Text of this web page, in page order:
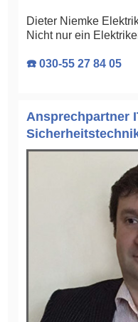
Dieter Niemke
Nicht nur ein
☎️ 030-55 27 84 05
Ansprechpartner